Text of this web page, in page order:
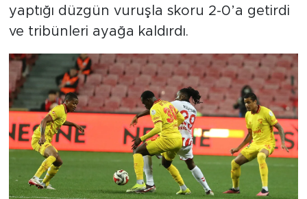
yaptığı düzgün vuruşla skoru 2-0’a getirdi
ve tribünleri ayağa kaldırdı.